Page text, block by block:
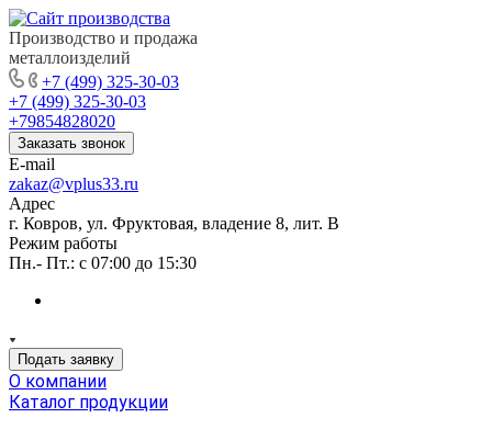
Производство и продажа
металлоизделий
+7 (499) 325-30-03
+7 (499) 325-30-03
+79854828020
Заказать звонок
E-mail
zakaz@vplus33.ru
Адрес
г. Ковров, ул. Фруктовая, владение 8, лит. В
Режим работы
Пн.- Пт.: с 07:00 до 15:30
Подать заявку
О компании
Каталог продукции